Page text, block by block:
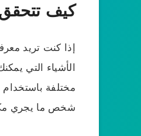
كيف
إذا كنت تريد
الأشياء التي
مختلفة
شخص ما يجري